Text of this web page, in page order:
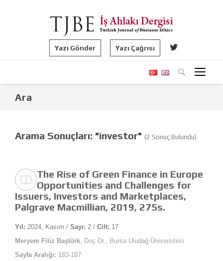
Yazı Gönder Yazı Çağrısı
Ara
Arama Sonuçları: "investor" (2 Sonuç Bulundu)
The Rise of Green Finance in Europe
Opportunities and Challenges for
Issuers, Investors and Marketplaces,
Palgrave Macmillian, 2019, 275s.
Yıl: 2024, Kasım / Sayı: 2 / Cilt: 17
Meryem Filiz Baştürk , Doç Dr., Bursa Uludağ Üniversitesi
Sayfa Aralığı: 183-187